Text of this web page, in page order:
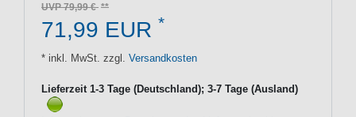
UVP 79,99 €
71,99 EUR *
* inkl. MwSt. zzgl. Versandkosten
Lieferzeit 1-3 Tage (Deutschland); 3-7 Tage (Ausland)